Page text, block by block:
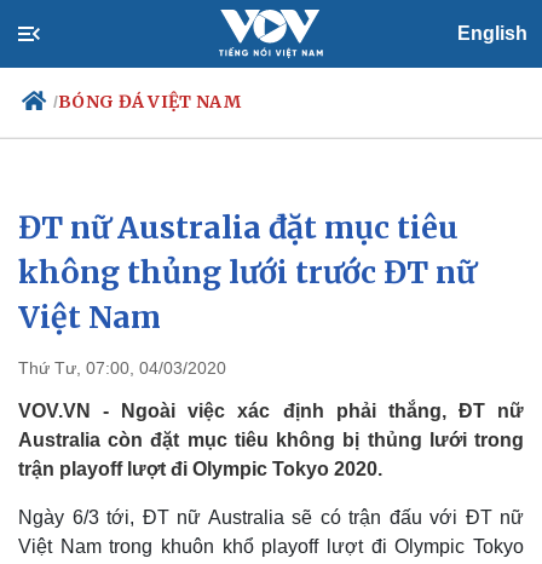
English
/BÓNG ĐÁ VIỆT NAM
Chính trị
Đảng
Tổ chức nhân sự
Quốc hội
Nhận diện sự thật
Xã hội
Tin 24h
Dự báo thời tiết
ĐT nữ Australia đặt mục tiêu
không thủng lưới trước ĐT nữ
Việt Nam
Thứ Tư, 07:00, 04/03/2020
VOV.VN - Ngoài việc xác định phải thắng, ĐT nữ
Australia còn đặt mục tiêu không bị thủng lưới trong
trận playoff lượt đi Olympic Tokyo 2020.
Ngày 6/3 tới, ĐT nữ Australia sẽ có trận đấu với ĐT nữ
Việt Nam trong khuôn khổ playoff lượt đi Olympic Tokyo